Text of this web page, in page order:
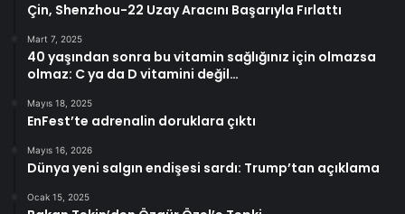
Çin, Shenzhou-22 Uzay Aracını Başarıyla Fırlattı
Mart 7, 2025
40 yaşından sonra bu vitamin sağlığınız için olmazsa
olmaz: C ya da D vitamini değil…
Mayıs 18, 2025
EnFest’te adrenalin doruklara çıktı
Mayıs 16, 2026
Dünya yeni salgın endişesi sardı: Trump’tan açıklama
Ocak 15, 2025